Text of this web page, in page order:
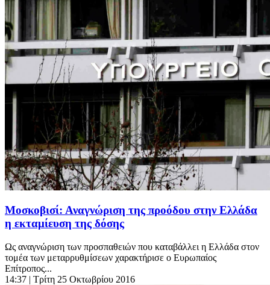
Μοσκοβισί: Αναγνώριση της προόδου στην Ελλάδα
η εκταμίευση της δόσης
Ως αναγνώριση των προσπαθειών που καταβάλλει η Ελλάδα στον
τομέα των μεταρρυθμίσεων χαρακτήρισε ο Ευρωπαίος
Επίτροπος...
14:37 | Τρίτη 25 Οκτωβρίου 2016